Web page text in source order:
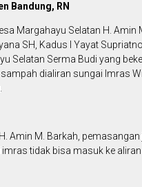
Bandung, RN
Margahayu Selatan H. Amin
SH, Kadus I Yayat
Selatan Serma Budi yang
dialiran sungai Imras
Amin M. Barkah,
imras tidak bisa masuk ke